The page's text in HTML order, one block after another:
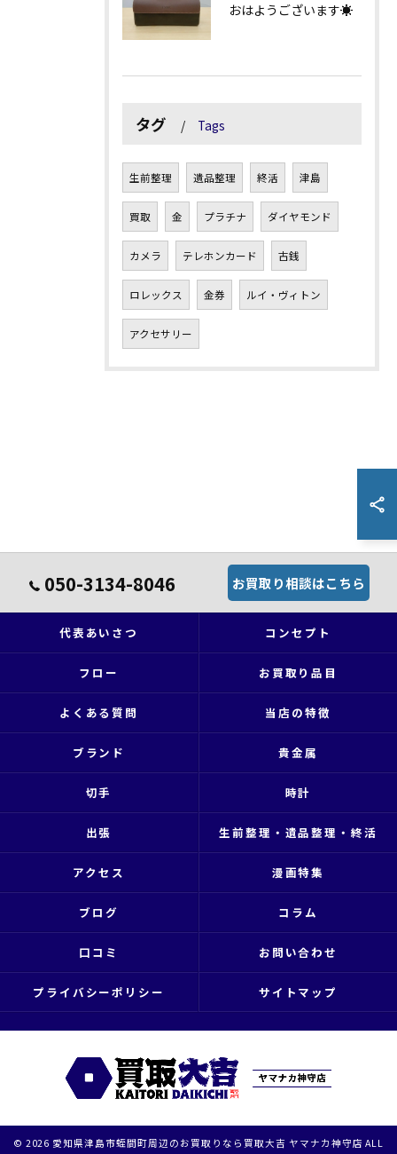
おはようございます☀
タグ Tags
生前整理 遺品整理 終活 津島
買取 金 プラチナ ダイヤモンド
カメラ テレホンカード 古銭
ロレックス 金券 ルイ・ヴィトン
アクセサリー
050-3134-8046 お買取り相談はこちら
代表あいさつ コンセプト
フロー お買取り品目
よくある質問 当店の特徴
ブランド 貴金属
切手 時計
出張 生前整理・遺品整理・終活
アクセス 漫画特集
ブログ コラム
口コミ お問い合わせ
プライバシーポリシー サイトマップ
© 2026 愛知県津島市蛭間町周辺のお買取りなら買取大吉 ヤマナカ神守店 ALL